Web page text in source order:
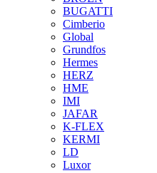
BUGATTI
Cimberio
Global
Grundfos
Hermes
HERZ
HME
IMI
JAFAR
K-FLEX
KERMI
LD
Luxor